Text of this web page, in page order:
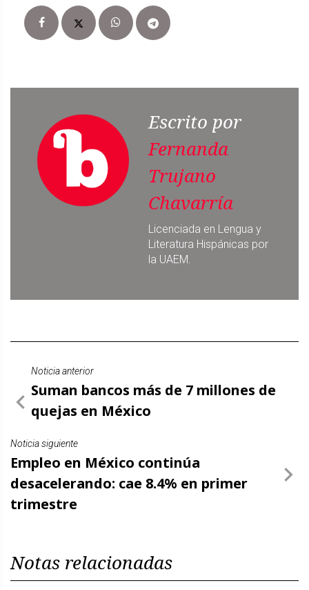
Escrito por
Fernanda
Trujano
Chavarría
Licenciada en Lengua y
Literatura Hispánicas por
la UAEM.
Noticia anterior
Suman bancos más de 7 millones de
quejas en México
Noticia siguiente
Empleo en México continúa
desacelerando: cae 8.4% en primer
trimestre
Notas relacionadas